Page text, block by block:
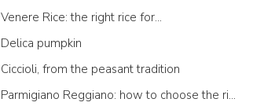
Venere Rice: the right rice for...
Delica pumpkin
Ciccioli, from the peasant tradition
Parmigiano Reggiano: how to choose the right one